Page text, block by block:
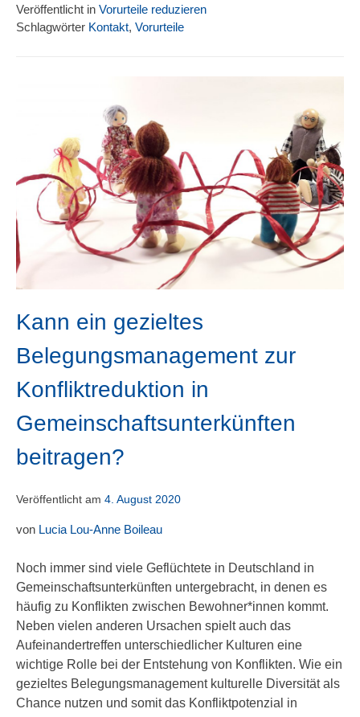
Veröffentlicht in Vorurteile reduzieren
Schlagwörter Kontakt, Vorurteile
Kann ein gezieltes
Belegungsmanagement zur
Konfliktreduktion in
Gemeinschaftsunterkünften
beitragen?
Veröffentlicht am 4. August 2020
von Lucia Lou-Anne Boileau
Noch immer sind viele Geflüchtete in Deutschland in
Gemeinschaftsunterkünften untergebracht, in denen es
häufig zu Konflikten zwischen Bewohner*innen kommt.
Neben vielen anderen Ursachen spielt auch das
Aufeinandertreffen unterschiedlicher Kulturen eine
wichtige Rolle bei der Entstehung von Konflikten. Wie ein
gezieltes Belegungsmanagement kulturelle Diversität als
Chance nutzen und somit das Konfliktpotenzial in